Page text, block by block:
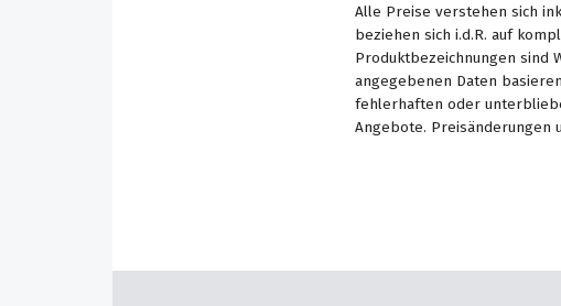
Alle Preise verstehen sich
beziehen sich i.d.R. auf
Produktbezeichnungen sind
angegebenen Daten
fehlerhaften oder
Angebote.